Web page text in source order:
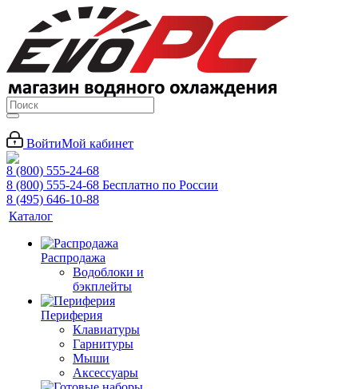
ВойтиМой кабинет
8 (800) 555-24-68
8 (800) 555-24-68 Бесплатно по России
8 (495) 646-10-88
Каталог
Распродажа
Водоблоки и
бэкплейты
Периферия
Клавиатуры
Гарнитуры
Мыши
Аксессуары